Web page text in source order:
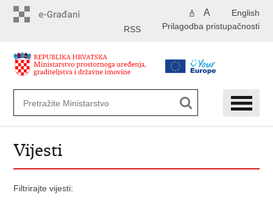
English
A A
Prilagodba pristupačnosti
RSS
Vijesti
Filtrirajte vijesti: